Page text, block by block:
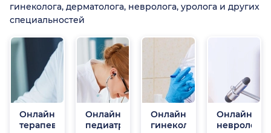
гинеколога, дерматолога, невролога, уролога и других
специальностей
Онлайн
терапевты
Онлайн
педиатры
Онлайн
гинекологи
Онлайн
неврологи